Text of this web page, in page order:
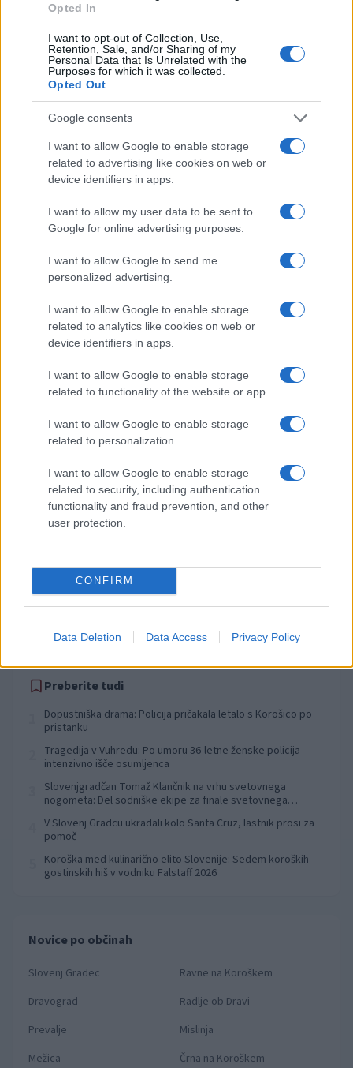
Opted In
I want to opt-out of Collection, Use,
Retention, Sale, and/or Sharing of my
Personal Data that Is Unrelated with the
Purposes for which it was collected.
Opted Out
Google consents
I want to allow Google to enable storage
related to advertising like cookies on web or
device identifiers in apps.
I want to allow my user data to be sent to
Google for online advertising purposes.
I want to allow Google to send me
personalized advertising.
I want to allow Google to enable storage
related to analytics like cookies on web or
device identifiers in apps.
I want to allow Google to enable storage
related to functionality of the website or app.
I want to allow Google to enable storage
related to personalization.
I want to allow Google to enable storage
related to security, including authentication
functionality and fraud prevention, and other
user protection.
CONFIRM
Data Deletion Data Access Privacy Policy
premiere, napete zgodbe in
Več iz kategorije Novice
V OTP banki opozarjajo na
skimmingom
goriv
Na Koroško prihaja
avtomobilski spektakel:
Rohnenje motorjev, dvoboji na
progah in atraktivni Car Meet
Plohe in nevihte bodo do
večera zajele večji del države
Obvestila
Izklop elektrike: 426. Nadzorništvo Vuzenica - Območje Sv.
pred 19 urami
Vuhred
pred 19 urami
Izklop elektrike: 424. Nadzorništvo Vuzenica - Območje Orlice
pred 19 urami
pred 19 urami
⚡
Preberite tudi
Dopustniška drama: Policija pričakala letalo s Korošico po
pristanku
Tragedija v Vuhredu: Po umoru 36-letne ženske policija
intenzivno išče osumljenca
Slovenjgradčan Tomaž Klančnik na vrhu svetovnega
nogometa: Del sodniške ekipe za finale svetovnega
V Slovenj Gradcu ukradali kolo Santa Cruz, lastnik prosi za
pomoč
Koroška med kulinarično elito Slovenije: Sedem koroških
gostinskih hiš v vodniku Falstaff 2026
Novice po občinah
Slovenj Gradec
Ravne na Koroškem
Dravograd
Radlje ob Dravi
Prevalje
Mislinja
Mežica
Črna na Koroškem